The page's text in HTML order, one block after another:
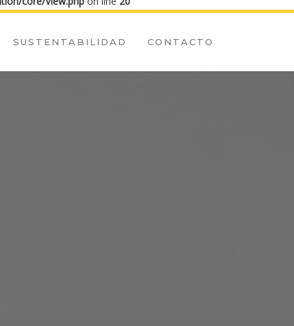
SUSTENTABILIDAD CONTACTO